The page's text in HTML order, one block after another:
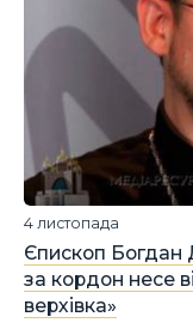
Єпископ Богдан
за кордон несе
верхівка»
4 листопада